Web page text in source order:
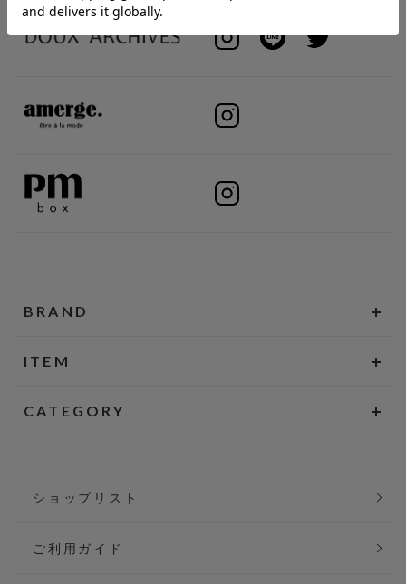
BRAND
ITEM
CATEGORY
ショップリスト
ご利用ガイド